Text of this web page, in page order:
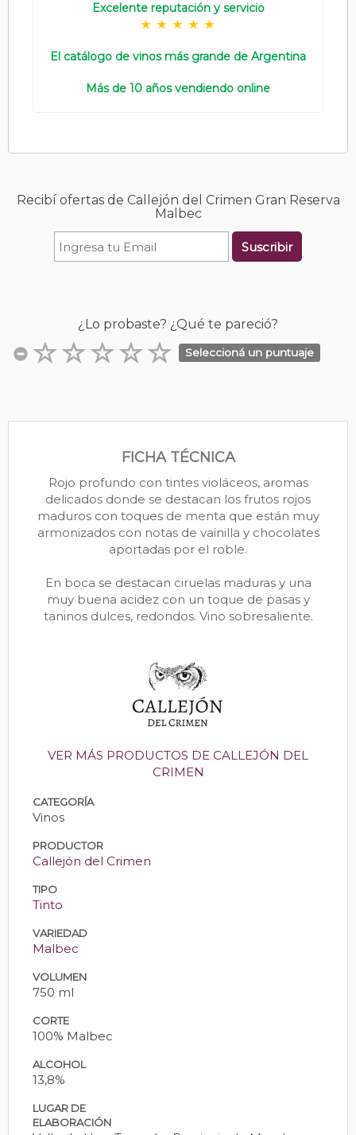
Excelente reputación y servicio
El catálogo de vinos más grande de Argentina
Más de 10 años vendiendo online
Recibí ofertas de Callejón del Crimen Gran Reserva
Malbec
Suscribir
¿Lo probaste? ¿Qué te pareció?
Seleccioná un puntuaje
FICHA TÉCNICA
Rojo profundo con tintes violáceos, aromas
delicados donde se destacan los frutos rojos
maduros con toques de menta que están muy
armonizados con notas de vainilla y chocolates
aportadas por el roble.
En boca se destacan ciruelas maduras y una
muy buena acidez con un toque de pasas y
taninos dulces, redondos. Vino sobresaliente.
VER MÁS PRODUCTOS DE CALLEJÓN DEL
CRIMEN
CATEGORÍA
Vinos
PRODUCTOR
Callejón del Crimen
TIPO
Tinto
VARIEDAD
Malbec
VOLUMEN
750 ml
CORTE
100% Malbec
ALCOHOL
13,8%
LUGAR DE
ELABORACIÓN